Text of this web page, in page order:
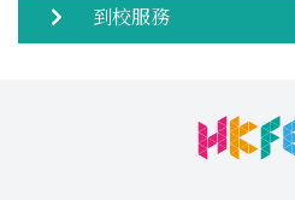
到校服務